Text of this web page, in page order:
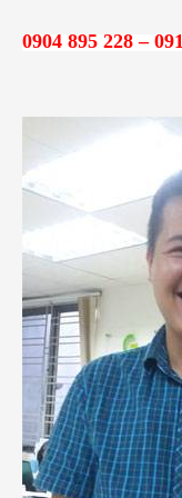
i
m
0904 895 228 –